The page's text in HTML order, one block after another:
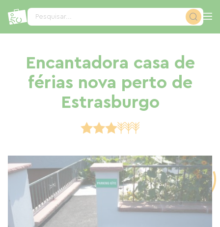
Pesquisar...
Encantadora casa de
férias nova perto de
Estrasburgo
Painel de Gerenciamento de Cookies